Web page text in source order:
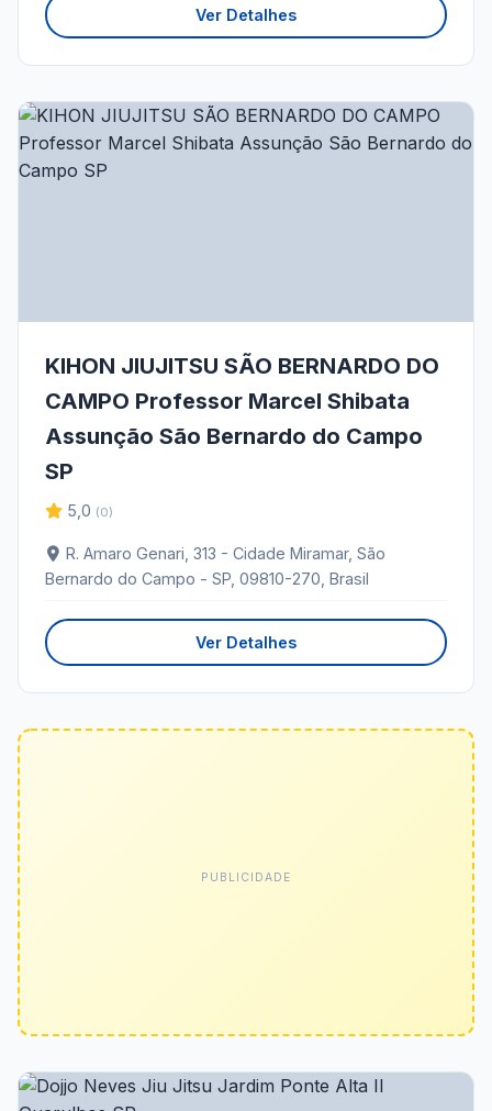
Ver Detalhes
KIHON JIUJITSU SÃO BERNARDO DO
CAMPO Professor Marcel Shibata
Assunção São Bernardo do Campo
SP
5,0 (0)
R. Amaro Genari, 313 - Cidade Miramar, São
Bernardo do Campo - SP, 09810-270, Brasil
Ver Detalhes